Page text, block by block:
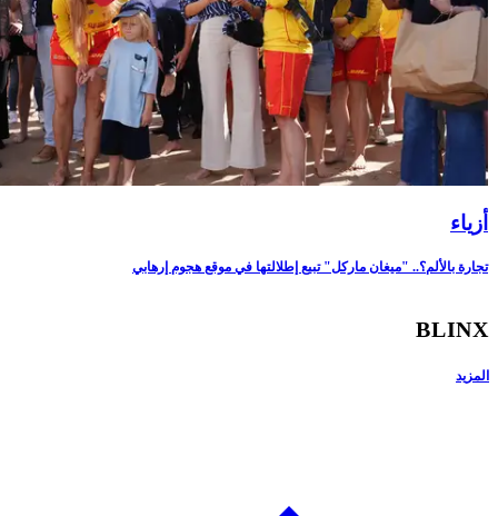
أزياء
تجارة بالألم؟.. "ميغان ماركل" تبيع إطلالتها في موقع هجوم إرهابي
BLINX
المزيد